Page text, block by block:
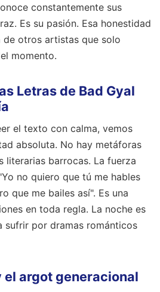
constantemente sus
Es su pasión. Esa honestidad
de otros artistas que solo
momento.
Letras de Bad Gyal
el texto con calma, vemos
absoluta. No hay metáforas
literarias barrocas. La fuerza
no quiero que tú me hables
que me bailes así". Es una
en toda regla. La noche es
sufrir por dramas románticos
el argot generacional